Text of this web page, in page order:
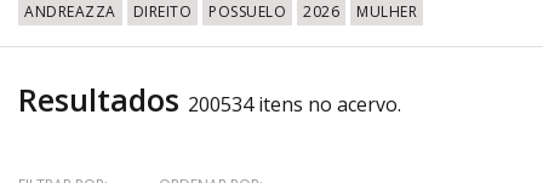
Até
Povo Indígena
ANDREAZZA DIREITO POSSUELO 2026 MULHER
Resultados 200534 itens no acervo.